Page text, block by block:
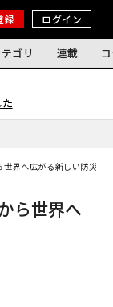
録 ログイン
ゴリ 連載
世界へ広がる新しい防災活
ら世界へ